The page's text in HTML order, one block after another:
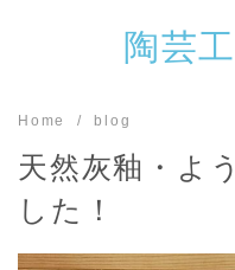
陶芸
Home blog
天然灰釉・よ
した！